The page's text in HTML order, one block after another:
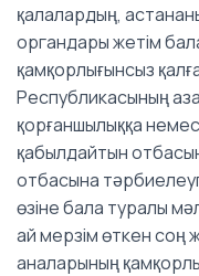
қалалардың,
органдары жетім
қамқорлығынсыз
Республикасының
қорғаншылыққа
қабылдайтын
отбасына
өзіне бала туралы
ай мерзім өткен соң
аналарының